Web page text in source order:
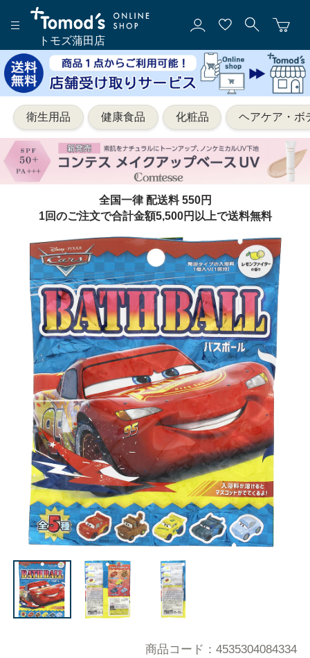
トモズ蒲田店
衛生用品 健康食品 化粧品 ヘアケア・ボ
全国一律 配送料 550円
1回のご注文で合計金額5,500円以上で送料無料
商品コード 4535304084334